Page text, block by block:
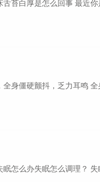
苔白厚是怎么回事 最近
身僵硬颤抖，乏力耳鸣
怎么办失眠怎么调理？